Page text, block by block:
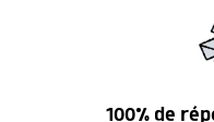
100% de